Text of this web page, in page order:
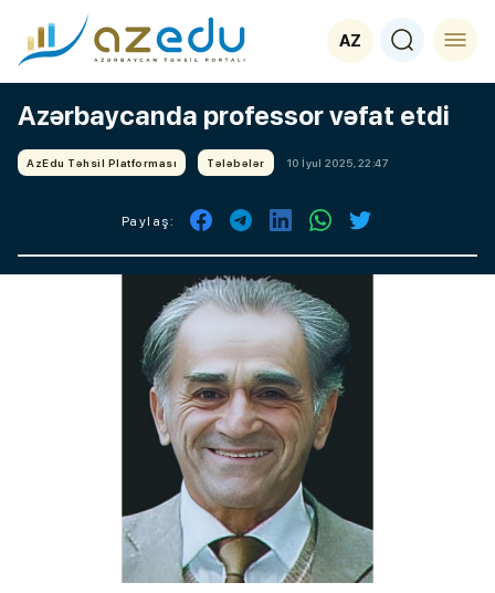
AZ
Azərbaycanda professor vəfat etdi
AzEdu Təhsil Platforması Tələbələr 10 İyul 2025, 22:47
Paylaş: